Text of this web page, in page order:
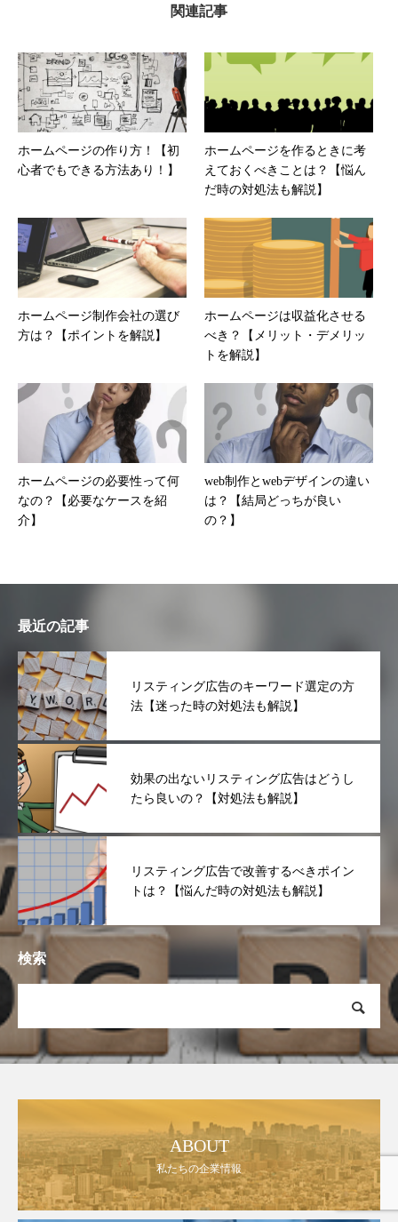
関連記事
ホームページの作り方！【初
心者でもできる方法あり！】
ホームページを作るときに考
えておくべきことは？【悩ん
だ時の対処法も解説】
ホームページ制作会社の選び
方は？【ポイントを解説】
ホームページは収益化させる
べき？【メリット・デメリッ
トを解説】
ホームページの必要性って何
なの？【必要なケースを紹
介】
web制作とwebデザインの違い
は？【結局どっちが良い
の？】
最近の記事
リスティング広告のキーワード選定の方
法【迷った時の対処法も解説】
効果の出ないリスティング広告はどうし
たら良いの？【対処法も解説】
リスティング広告で改善するべきポイン
トは？【悩んだ時の対処法も解説】
検索
ABOUT
私たちの企業情報